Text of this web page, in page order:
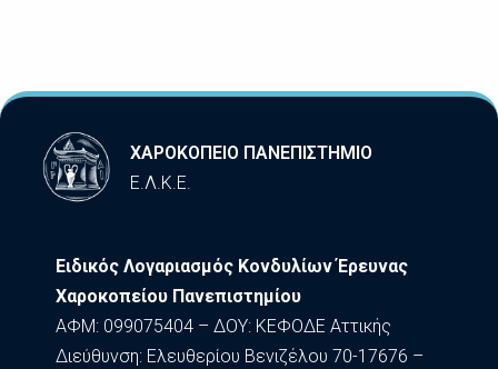
ΧΑΡΟΚΟΠΕΙΟ ΠΑΝΕΠΙΣΤΗΜΙΟ
Ε.Λ.Κ.Ε.
Ειδικός Λογαριασμός Κονδυλίων Έρευνας
Χαροκοπείου Πανεπιστημίου
ΑΦΜ: 099075404 – ΔΟΥ: ΚΕΦΟΔΕ Αττικής
Διεύθυνση: Ελευθερίου Βενιζέλου 70-17676 –